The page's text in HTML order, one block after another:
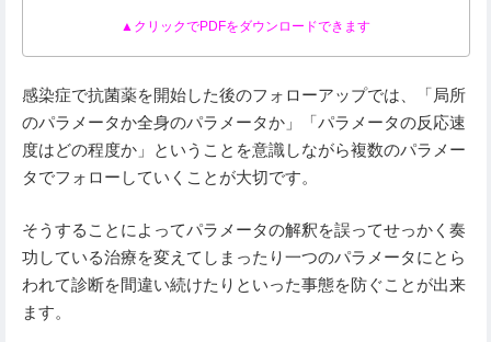
▲クリックでPDFをダウンロードできます
感染症で抗菌薬を開始した後のフォローアップでは、「局所
のパラメータか全身のパラメータか」「パラメータの反応速
度はどの程度か」ということを意識しながら複数のパラメー
タでフォローしていくことが大切です。
そうすることによってパラメータの解釈を誤ってせっかく奏
功している治療を変えてしまったり一つのパラメータにとら
われて診断を間違い続けたりといった事態を防ぐことが出来
ます。